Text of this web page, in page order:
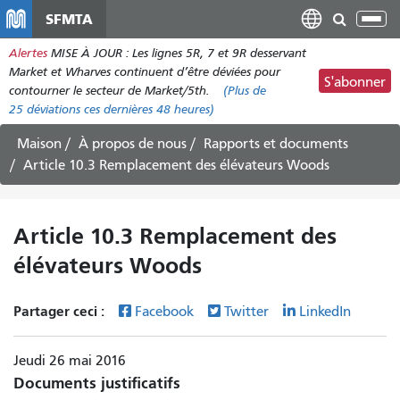
contenu
principal
SFMTA
Alertes MISE À JOUR : Les lignes 5R, 7 et 9R desservant
Market et Wharves continuent d’être déviées pour
contourner le secteur de Market/5th.
(Plus de
25 déviations ces dernières 48 heures)
S'abonner
Maison À propos de nous
Rapports et documents
Article 10.3 Remplacement des élévateurs Woods
Article 10.3 Remplacement des
élévateurs Woods
Partager ceci : Facebook Twitter LinkedIn
Jeudi 26 mai 2016
Documents justificatifs